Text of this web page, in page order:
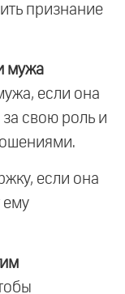
признание
мужа
если она
за свою роль и
если она
ему